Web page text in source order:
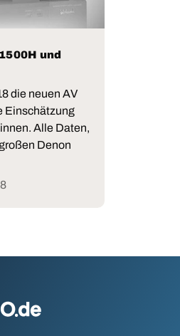
und
die neuen AV
Einschätzung
Alle Daten,
Denon